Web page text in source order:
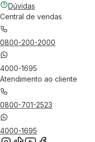
Dúvidas
Central de vendas
0800-200-2000
4000-1695
Atendimento ao cliente
0800-701-2523
4000-1695